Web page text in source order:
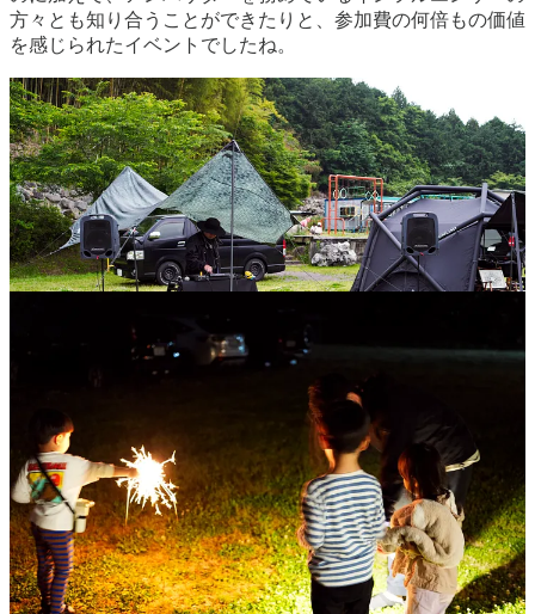
方々とも知り合うことができたりと、参加費の何倍もの価値
を感じられたイベントでしたね。
その一方で、車のラゲッジスペース一杯に荷物を積み込ん
で、自宅の快適さを外にそのまま持ち出すような、物量に頼